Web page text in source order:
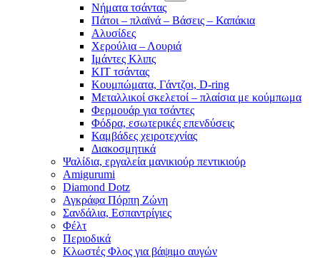
Νήματα τσάντας
Πάτοι – πλαϊνά – Βάσεις – Καπάκια
Αλυσίδες
Χερούλια – Λουριά
Ιμάντες Κλιπς
ΚΙΤ τσάντας
Κουμπώματα, Γάντζοι, D-ring
Μεταλλικοί σκελετοί – πλαίσια με κούμπωμα
Φερμουάρ για τσάντες
Φόδρα, εσωτερικές επενδύσεις
Καμβάδες χειροτεχνίας
Διακοσμητικά
Ψαλίδια, εργαλεία μανικιούρ πεντικιούρ
Amigurumi
Diamond Dotz
Αγκράφα Πόρπη Ζώνη
Σανδάλια, Εσπαντρίγιες
Φέλτ
Περιοδικά
Κλωστές Φλος για βάψιμο αυγών